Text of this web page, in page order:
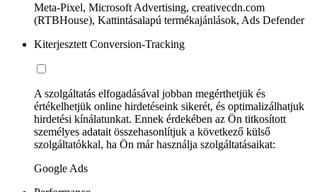
Meta-Pixel, Microsoft Advertising, creativecdn.com
(RTBHouse), Kattintásalapú termékajánlások, Ads Defender
Kiterjesztett Conversion-Tracking
A szolgáltatás elfogadásával jobban megérthetjük és
értékelhetjük online hirdetéseink sikerét, és optimalizálhatjuk
hirdetési kínálatunkat. Ennek érdekében az Ön titkosított
személyes adatait összehasonlítjuk a következő külső
szolgáltatókkal, ha Ön már használja szolgáltatásaikat:
Google Ads